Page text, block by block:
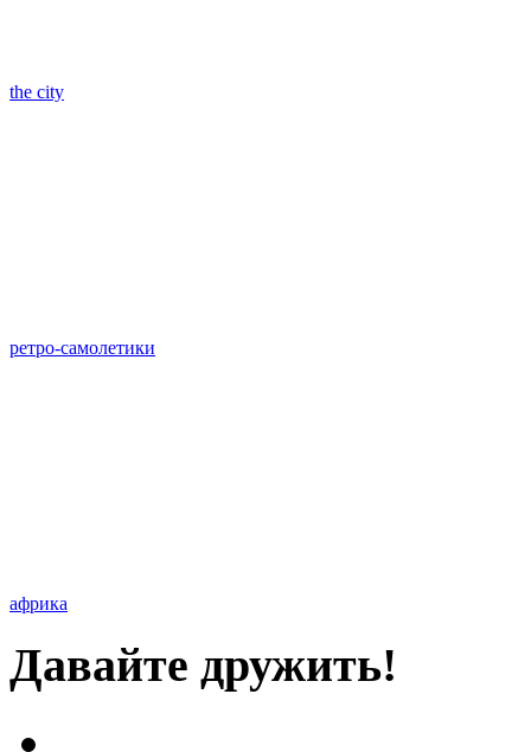
the city
ретро-самолетики
африка
Давайте дружить!